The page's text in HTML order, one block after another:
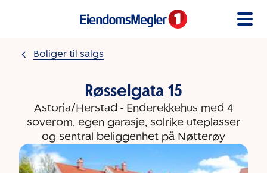
Boliger til salgs
Røsselgata 15
Astoria/Herstad - Enderekkehus med 4
soverom, egen garasje, solrike uteplasser
og sentral beliggenhet på Nøtterøy